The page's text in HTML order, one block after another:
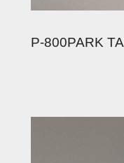
P-800PARK